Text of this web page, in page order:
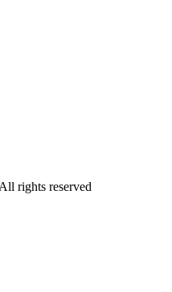
rights reserved